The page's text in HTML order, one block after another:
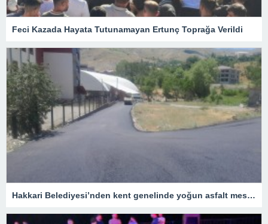
Feci Kazada Hayata Tutunamayan Ertunç Toprağa Verildi
Hakkari Belediyesi’nden kent genelinde yoğun asfalt mesaisi